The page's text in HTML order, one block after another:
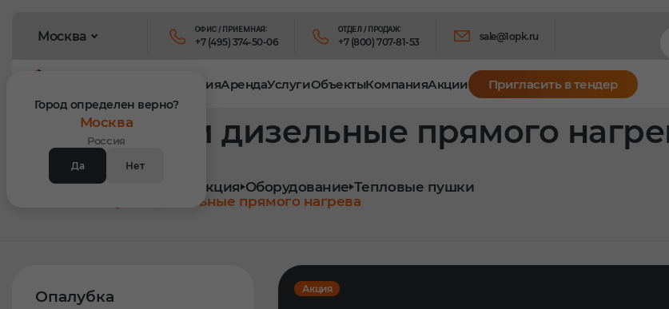
ОФИС / ПРИЕМНАЯ:
+7 (495) 374-50-06
ОТДЕЛ / ПРОДАЖ:
+7 (800) 707-81-53 sale@1opk.ru
Москва
Город определен верно?
Москва
Россия
Да Нет
ПродукцияАрендаУслугиОбъектыКомпанияАкции Пригласить в тендер
Пушки дизельные прямого
Главная Продукция Оборудование Тепловые пушки
Пушки дизельные прямого нагрева
Опалубка Акция